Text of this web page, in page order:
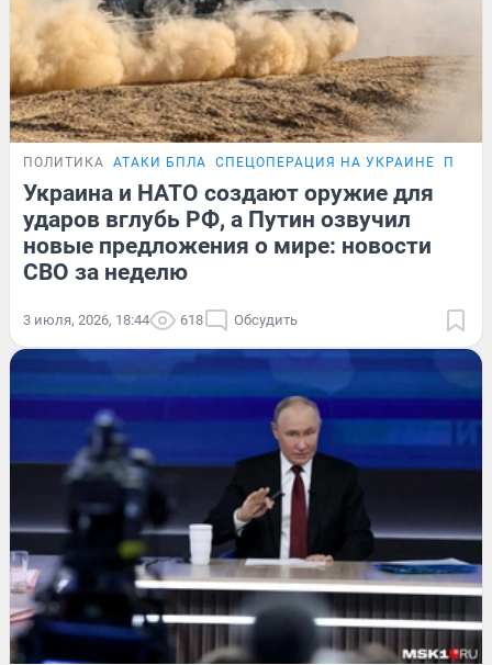
ПОЛИТИКА АТАКИ БПЛА СПЕЦОПЕРАЦИЯ НА УКРАИНЕ
Украина и НАТО создают оружие для
ударов вглубь РФ, а Путин озвучил
новые предложения о мире: новости
СВО за неделю
3 июля, 2026, 18:44 618 Обсудить